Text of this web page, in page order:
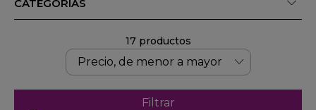
CATEGORÍAS
17 productos
Filtrar